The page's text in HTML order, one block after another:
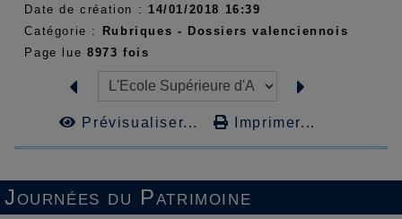
Journées du Patrimoine
Date de création : 14/01/2018 16:39
Catégorie :
Rubriques - Dossiers valenciennois
Page lue 8973 fois
Prévisualiser... Imprimer...